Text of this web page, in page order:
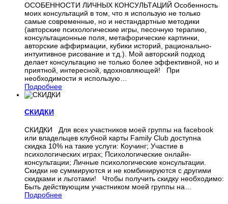
ОСОБЕННОСТИ ЛИЧНЫХ КОНСУЛЬТАЦИЙ Особенность
моих консультаций в том, что я использую не только
самые современные, но и нестандартные методики
(авторские психологические игры, песочную терапию,
консультационные поля, метафорические картинки,
авторские аффирмации, кубики историй, рационально-
интуитивное рисование и т.д.). Мой авторский подход
делает консультацию не только более эффективной, но и
приятной, интересной, вдохновляющей! При
необходимости я использую
Подробнее
СКИДКИ
СКИДКИ Для всех участников моей группы на facebook
или владельцев клубной карты Family Club доступна
скидка 10% на такие услуги: Коучинг; Участие в
психологических играх; Психологические онлайн-
консультации; Личные психологические консультации.
Скидки не суммируются и не комбинируются с другими
скидками и льготами! Чтобы получить скидку необходимо:
Быть действующим участником моей группы на
Подробнее